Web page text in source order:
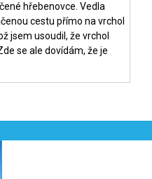
hřebenovce. Vedla
cestu přímo na vrchol
jsem usoudil, že vrchol
se ale dovídám, že je